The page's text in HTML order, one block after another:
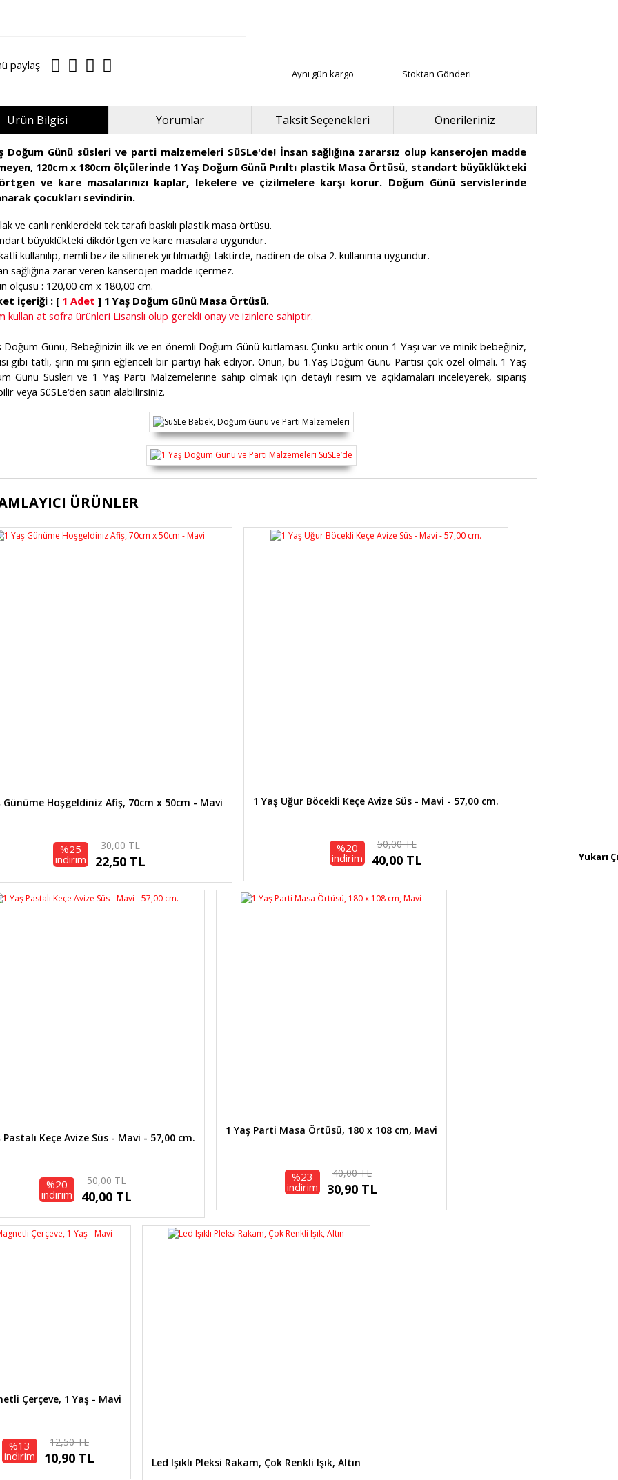
paylaş
Aynı gün kargo Stoktan Gönderi
Ürün Bilgisi Yorumlar Taksit Seçenekleri Önerileriniz
Doğum Günü süsleri ve parti malzemeleri SüSLe'de! İnsan sağlığına zararsız olup kanserojen madde
120cm x 180cm ölçülerinde 1 Yaş Doğum Günü Pırıltı plastik Masa Örtüsü, standart büyüklükteki
ve kare masalarınızı kaplar, lekelere ve çizilmelere karşı korur. Doğum Günü servislerinde
çocukları sevindirin.
ve canlı renklerdeki tek tarafı baskılı plastik masa örtüsü.
büyüklükteki dikdörtgen ve kare masalara uygundur.
kullanılıp, nemli bez ile silinerek yırtılmadığı taktirde, nadiren de olsa 2. kullanıma uygundur.
sağlığına zarar veren kanserojen madde içermez.
ölçüsü : 120,00 cm x 180,00 cm.
içeriği : [ 1 Adet ] 1 Yaş Doğum Günü Masa Örtüsü.
kullan at sofra ürünleri Lisanslı olup gerekli onay ve izinlere sahiptir.
Doğum Günü, Bebeğinizin ilk ve en önemli Doğum Günü kutlaması. Çünkü artık onun 1 Yaşı var ve minik bebeğiniz,
gibi tatlı, şirin mi şirin eğlenceli bir partiyi hak ediyor. Onun, bu 1.Yaş Doğum Günü Partisi çok özel olmalı. 1 Yaş
Günü Süsleri ve 1 Yaş Parti Malzemelerine sahip olmak için detaylı resim ve açıklamaları inceleyerek, sipariş
veya SüSLe‘den satın alabilirsiniz.
fiyat bilgisi, resim, ürün açıklamalarında ve diğer konularda yetersiz gördüğünüz noktaları öneri formunu
tarafımıza iletebilirsiniz.
ÜRÜNLER
Günüme Hoşgeldiniz Afiş, 70cm x 50cm - Mavi
%25
indirim
30,00 TL
22,50 TL
1 Yaş Uğur Böcekli Keçe Avize Süs - Mavi - 57,00 cm.
%20
indirim
50,00 TL
40,00 TL
Pastalı Keçe Avize Süs - Mavi - 57,00 cm.
%20
indirim
50,00 TL
40,00 TL
1 Yaş Parti Masa Örtüsü, 180 x 108 cm, Mavi
%23
indirim
40,00 TL
30,90 TL
Çerçeve, 1 Yaş - Mavi
%13
indirim
12,50 TL
10,90 TL Led Işıklı Pleksi Rakam, Çok Renkli Işık, Altın
Yukarı